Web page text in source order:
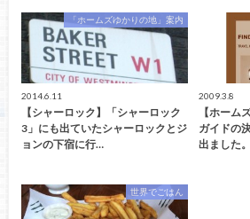
「ホームズゆかりの地」案内
2014.6.11
【シャーロック】「シャーロック
3」にも出ていたシャーロックとジ
ョンの下宿に行…
2009.3.8
【ホーム
ガイドの
出ました
世界でごはん